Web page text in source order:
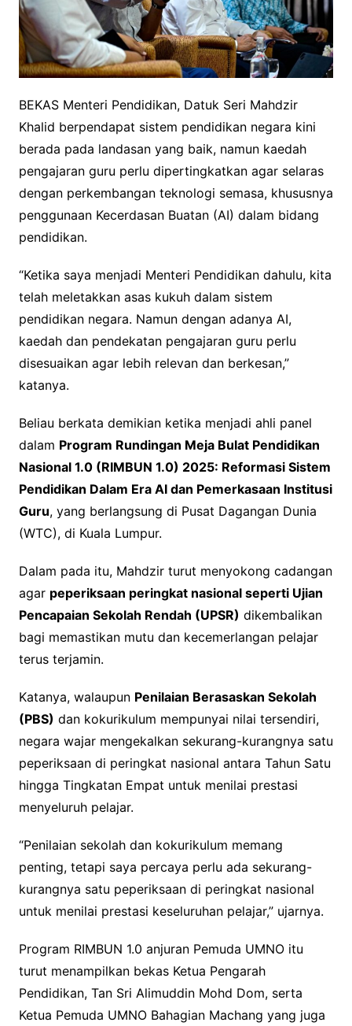
BEKAS Menteri Pendidikan, Datuk Seri Mahdzir
Khalid berpendapat sistem pendidikan negara kini
berada pada landasan yang baik, namun kaedah
pengajaran guru perlu dipertingkatkan agar selaras
dengan perkembangan teknologi semasa, khususnya
penggunaan Kecerdasan Buatan (AI) dalam bidang
pendidikan.
“Ketika saya menjadi Menteri Pendidikan dahulu, kita
telah meletakkan asas kukuh dalam sistem
pendidikan negara. Namun dengan adanya AI,
kaedah dan pendekatan pengajaran guru perlu
disesuaikan agar lebih relevan dan berkesan,”
katanya.
Beliau berkata demikian ketika menjadi ahli panel
dalam Program Rundingan Meja Bulat Pendidikan
Nasional 1.0 (RIMBUN 1.0) 2025: Reformasi Sistem
Pendidikan Dalam Era AI dan Pemerkasaan Institusi
Guru, yang berlangsung di Pusat Dagangan Dunia
(WTC), di Kuala Lumpur.
Dalam pada itu, Mahdzir turut menyokong cadangan
agar peperiksaan peringkat nasional seperti Ujian
Pencapaian Sekolah Rendah (UPSR) dikembalikan
bagi memastikan mutu dan kecemerlangan pelajar
terus terjamin.
Katanya, walaupun Penilaian Berasaskan Sekolah
(PBS) dan kokurikulum mempunyai nilai tersendiri,
negara wajar mengekalkan sekurang-kurangnya satu
peperiksaan di peringkat nasional antara Tahun Satu
hingga Tingkatan Empat untuk menilai prestasi
menyeluruh pelajar.
“Penilaian sekolah dan kokurikulum memang
penting, tetapi saya percaya perlu ada sekurang-
kurangnya satu peperiksaan di peringkat nasional
untuk menilai prestasi keseluruhan pelajar,” ujarnya.
Program RIMBUN 1.0 anjuran Pemuda UMNO itu
turut menampilkan bekas Ketua Pengarah
Pendidikan, Tan Sri Alimuddin Mohd Dom, serta
Ketua Pemuda UMNO Bahagian Machang yang juga